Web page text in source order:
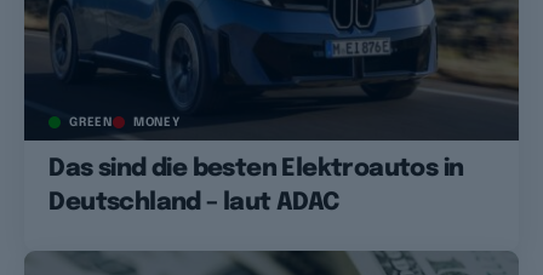
GREEN MONEY
Das sind die besten Elektroautos in
Deutschland – laut ADAC